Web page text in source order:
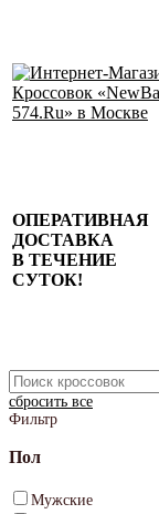
ОПЕРАТИВНАЯ
ДОСТАВКА
В ТЕЧЕНИЕ
СУТОК!
сбросить все
Фильтр
Пол
Мужские